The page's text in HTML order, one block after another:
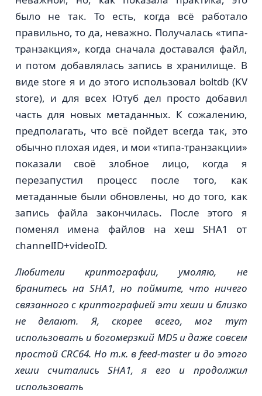
было не так. То есть, когда всё работало
правильно, то да, неважно. Получалась «типа-
транзакция», когда сначала доставался файл,
и потом добавлялась запись в хранилище. В
виде store я и до этого использовал boltdb (KV
store), и для всех Ютуб дел просто добавил
часть для новых метаданных. К сожалению,
предполагать, что всё пойдет всегда так, это
обычно плохая идея, и мои «типа-транзакции»
показали своё злобное лицо, когда я
перезапустил процесс после того, как
метаданные были обновлены, но до того, как
запись файла закончилась. После этого я
поменял имена файлов на хеш SHA1 от
channelID+videoID.
Любители криптографии, умоляю, не
бранитесь на SHA1, но поймите, что ничего
связанного с криптографией эти хеши и близко
не делают. Я, скорее всего, мог тут
использовать и богомерзкий MD5 и даже совсем
простой CRC64. Но т.к. в feed-master и до этого
хеши считались SHA1, я его и продолжил
использовать